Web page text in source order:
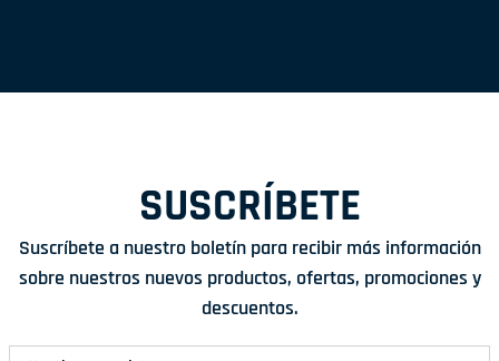
SUSCRÍBETE
Suscríbete a nuestro boletín para recibir más información
sobre nuestros nuevos productos, ofertas, promociones y
descuentos.